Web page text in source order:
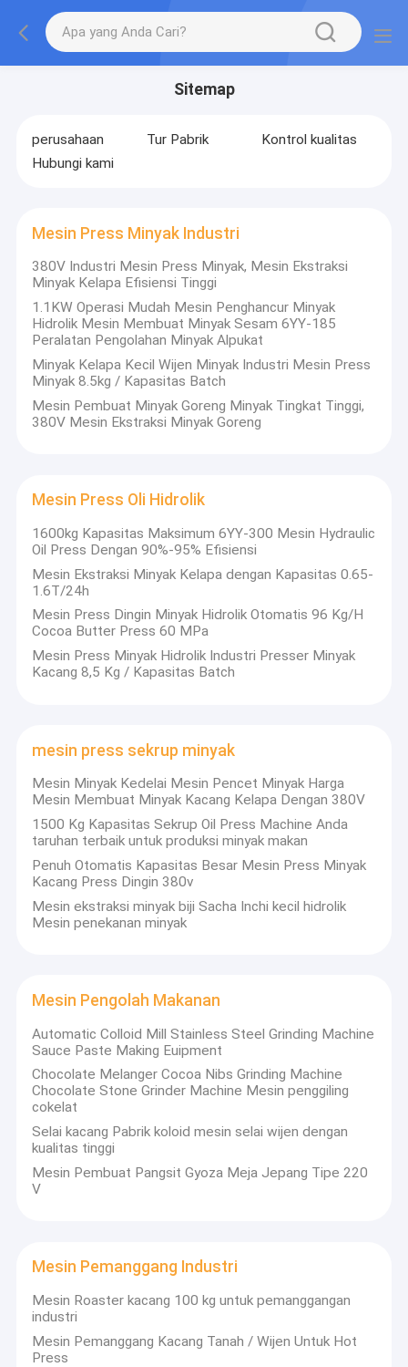
Sitemap
perusahaan Tur Pabrik
Kontrol kualitas
Hubungi kami
Mesin Press Minyak Industri
380V Industri Mesin Press Minyak, Mesin Ekstraksi
Minyak Kelapa Efisiensi Tinggi
1.1KW Operasi Mudah Mesin Penghancur Minyak
Hidrolik Mesin Membuat Minyak Sesam 6YY-185
Peralatan Pengolahan Minyak Alpukat
Minyak Kelapa Kecil Wijen Minyak Industri Mesin Press
Minyak 8.5kg / Kapasitas Batch
Mesin Pembuat Minyak Goreng Minyak Tingkat Tinggi,
380V Mesin Ekstraksi Minyak Goreng
Mesin Press Oli Hidrolik
1600kg Kapasitas Maksimum 6YY-300 Mesin Hydraulic
Oil Press Dengan 90%-95% Efisiensi
Mesin Ekstraksi Minyak Kelapa dengan Kapasitas 0.65-
1.6T/24h
Mesin Press Dingin Minyak Hidrolik Otomatis 96 Kg/H
Cocoa Butter Press 60 MPa
Mesin Press Minyak Hidrolik Industri Presser Minyak
Kacang 8,5 Kg / Kapasitas Batch
mesin press sekrup minyak
Mesin Minyak Kedelai Mesin Pencet Minyak Harga
Mesin Membuat Minyak Kacang Kelapa Dengan 380V
1500 Kg Kapasitas Sekrup Oil Press Machine Anda
taruhan terbaik untuk produksi minyak makan
Penuh Otomatis Kapasitas Besar Mesin Press Minyak
Kacang Press Dingin 380v
Mesin ekstraksi minyak biji Sacha Inchi kecil hidrolik
Mesin penekanan minyak
Mesin Pengolah Makanan
Automatic Colloid Mill Stainless Steel Grinding Machine
Sauce Paste Making Euipment
Chocolate Melanger Cocoa Nibs Grinding Machine
Chocolate Stone Grinder Machine Mesin penggiling
cokelat
Selai kacang Pabrik koloid mesin selai wijen dengan
kualitas tinggi
Mesin Pembuat Pangsit Gyoza Meja Jepang Tipe 220
V
Mesin Pemanggang Industri
Mesin Roaster kacang 100 kg untuk pemanggangan
industri
Mesin Pemanggang Kacang Tanah / Wijen Untuk Hot
Press